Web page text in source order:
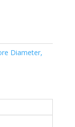
Diameter,